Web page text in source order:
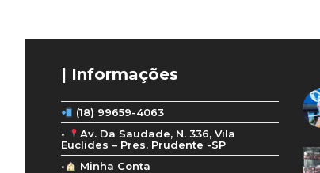
| Informações
(18) 99659-4063
•
Av. Da Saudade, N. 336, Vila
Euclides – Pres. Prudente -SP
•
Minha Conta